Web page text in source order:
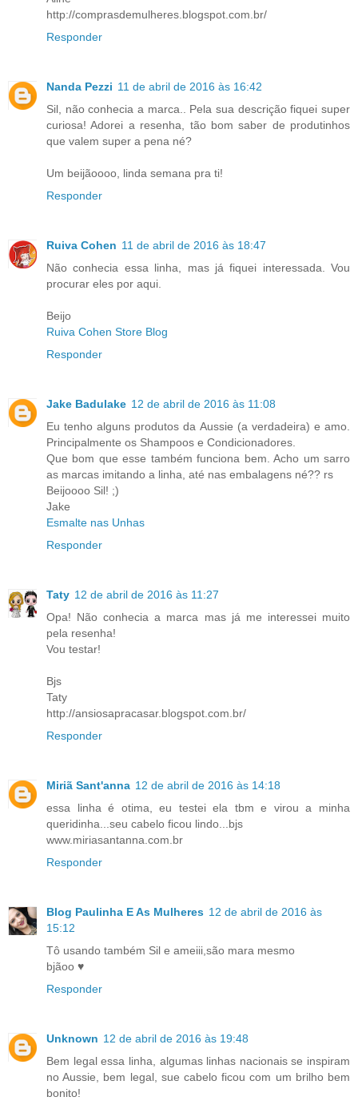
http://comprasdemulheres.blogspot.com.br/
Responder
Nanda Pezzi 11 de abril de 2016 às 16:42
Sil, não conhecia a marca.. Pela sua descrição fiquei super
curiosa! Adorei a resenha, tão bom saber de produtinhos
que valem super a pena né?
Um beijãoooo, linda semana pra ti!
Responder
Ruiva Cohen 11 de abril de 2016 às 18:47
Não conhecia essa linha, mas já fiquei interessada. Vou
procurar eles por aqui.
Beijo
Ruiva Cohen Store Blog
Responder
Jake Badulake 12 de abril de 2016 às 11:08
Eu tenho alguns produtos da Aussie (a verdadeira) e amo.
Principalmente os Shampoos e Condicionadores.
Que bom que esse também funciona bem. Acho um sarro
as marcas imitando a linha, até nas embalagens né?? rs
Beijoooo Sil! ;)
Jake
Esmalte nas Unhas
Responder
Taty 12 de abril de 2016 às 11:27
Opa! Não conhecia a marca mas já me interessei muito
pela resenha!
Vou testar!
Bjs
Taty
http://ansiosapracasar.blogspot.com.br/
Responder
Miriã Sant'anna 12 de abril de 2016 às 14:18
essa linha é otima, eu testei ela tbm e virou a minha
queridinha...seu cabelo ficou lindo...bjs
www.miriasantanna.com.br
Responder
Blog Paulinha E As Mulheres 12 de abril de 2016 às
15:12
Tô usando também Sil e ameiii,são mara mesmo
bjãoo ♥
Responder
Unknown 12 de abril de 2016 às 19:48
Bem legal essa linha, algumas linhas nacionais se inspiram
no Aussie, bem legal, sue cabelo ficou com um brilho bem
bonito!